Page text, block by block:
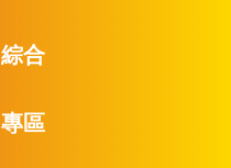
綜合
專區